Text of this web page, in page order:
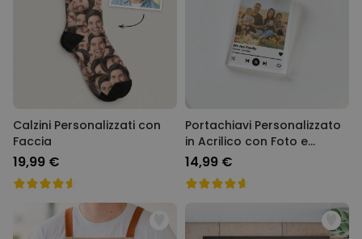
Calzini Personalizzati con
Faccia
19,99 €
Portachiavi Personalizzato
in Acrilico con Foto e
Canzone
14,99 €